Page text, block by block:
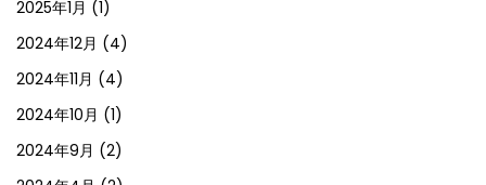
2025年1月 (1)
2024年12月 (4)
2024年11月 (4)
2024年10月 (1)
2024年9月 (2)